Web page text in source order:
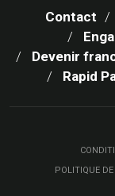
Contact
Devenir
Rapid
POLITIQUE